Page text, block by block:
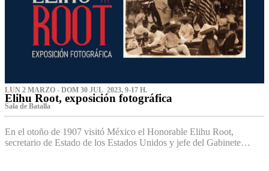
LUN 2 MARZO - DOM 30 JUL 2023, 9-17 H.
Elihu Root, exposición fotográfica
Sala de Batalla
En el otoño de 1907 visitó México el Honorable Elihu Root,
secretario de Estado de los Estados Unidos y jefe del Gabinete…